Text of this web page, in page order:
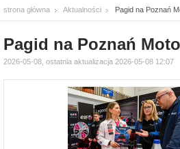
strona główna Aktualności Pagid na Poznań
Pagid na Poznań
2026-05-08, ostatnia aktualizacja 2026-05-08 12:07